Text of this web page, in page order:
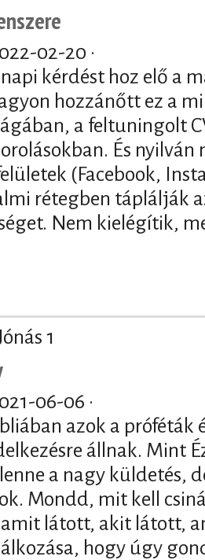
02-20 ·
kérdést hoz elő a
hozzánőtt ez a
a feltuningolt
És nyilván
(Facebook,
rétegben táplálják
Nem kielégítik,
1
06-06 ·
azok a próféták
állnak. Mint
a nagy küldetés,
Mondd, mit kell
amit látott, akit látott,
hogy úgy